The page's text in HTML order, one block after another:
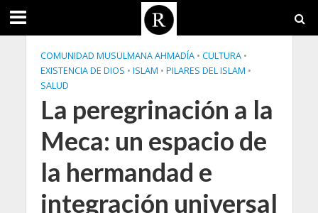
COMUNIDAD MUSULMANA AHMADÍA • CULTURA •
EXISTENCIA DE DIOS • ISLAM • PILARES DEL ISLAM •
SALUD
La peregrinación a la
Meca: un espacio de
la hermandad e
integración universal